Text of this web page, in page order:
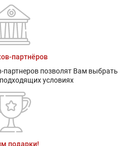
партнёров
партнеров позволят Вам выбрать
условиях
подарки!